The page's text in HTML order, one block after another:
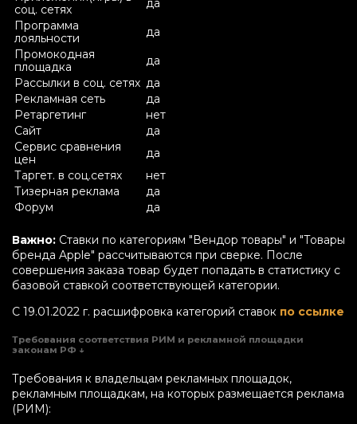
соц. сетях
да
Программа
лояльности
да
Промокодная
площадка
да
Рассылки в соц. сетях да
Рекламная сеть
да
Ретаргетинг
нет
Сайт
да
Сервис сравнения
цен
да
Таргет. в соц.сетях
нет
Тизерная реклама
да
Форум
да
Важно: Ставки по категориям "Вендор товары" и "Товары
бренда Apple" рассчитываются при сверке. После
совершения заказа товар будет попадать в статистику с
базовой ставкой соответствующей категории.
С 19.01.2022 г. расшифровка категорий ставок по ссылке
Требования соответствия РИМ и рекламной площадки
законам РФ ↓
Требования к владельцам рекламных площадок,
рекламным площадкам, на которых размещается реклама
(РИМ):